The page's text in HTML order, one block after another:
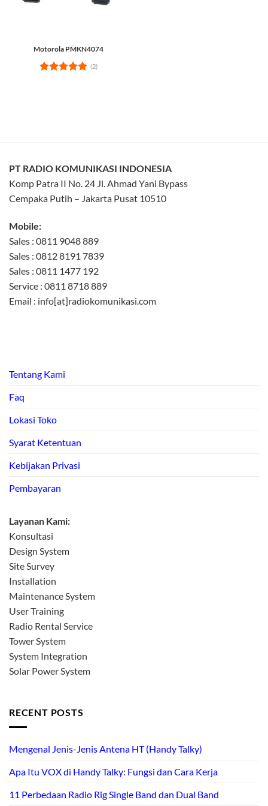
Motorola PMKN4074
(2)
PT RADIO KOMUNIKASI INDONESIA
Komp Patra II No. 24 Jl. Ahmad Yani Bypass
Cempaka Putih – Jakarta Pusat 10510
Mobile:
Sales : 0811 9048 889
Sales : 0812 8191 7839
Sales : 0811 1477 192
Service : 0811 8718 889
Email : info[at]radiokomunikasi.com
Tentang Kami
Faq
Lokasi Toko
Syarat Ketentuan
Kebijakan Privasi
Pembayaran
Layanan Kami:
Konsultasi
Design System
Site Survey
Installation
Maintenance System
User Training
Radio Rental Service
Tower System
System Integration
Solar Power System
RECENT POSTS
Mengenal Jenis-Jenis Antena HT (Handy Talky)
Apa Itu VOX di Handy Talky: Fungsi dan Cara Kerja
11 Perbedaan Radio Rig Single Band dan Dual Band